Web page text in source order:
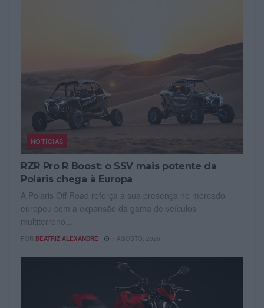
NOTÍCIAS
RZR Pro R Boost: o SSV mais potente da
Polaris chega à Europa
A Polaris Off Road reforça a sua presença no mercado
europeu com a expansão da gama de veículos
multiterreno...
POR BEATRIZ ALEXANDRE 7 AGOSTO, 2026